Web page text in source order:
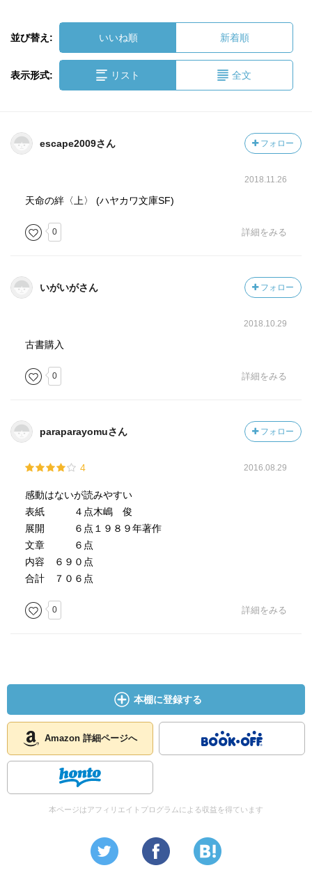
並び替え: いいね順 新着順
表示形式: リスト 全文
escape2009さん フォロー
2018.11.26
天命の絆〈上〉 (ハヤカワ文庫SF)
0 詳細をみる
いがいがさん フォロー
2018.10.29
古書購入
0 詳細をみる
paraparayomuさん フォロー
4 2016.08.29
感動はないが読みやすい
表紙 ４点木嶋 俊
展開 ６点１９８９年著作
文章 ６点
内容 ６９０点
合計 ７０６点
0 詳細をみる
本棚に登録する
Amazon 詳細ページへ
本ページはアフィリエイトプログラムによる収益を得ています